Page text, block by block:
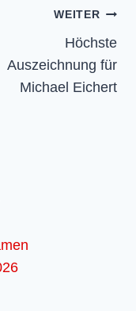
WEITER
Höchste
Auszeichnung für
Michael Eichert